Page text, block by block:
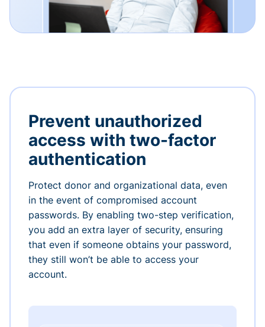
Prevent unauthorized
access with two-factor
authentication
Protect donor and organizational data, even
in the event of compromised account
passwords. By enabling two-step verification,
you add an extra layer of security, ensuring
that even if someone obtains your password,
they still won’t be able to access your
account.